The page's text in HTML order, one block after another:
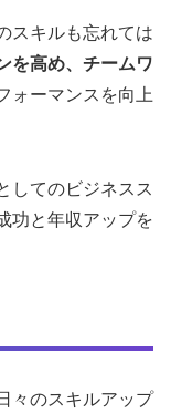
スキルも忘れては
を高め、チームワ
ォーマンスを向上
してのビジネスス
功と年収アップを
々のスキルアップ